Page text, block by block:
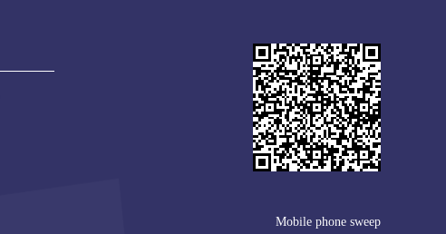
Mobile phone sweep